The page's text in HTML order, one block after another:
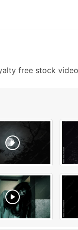
free stock